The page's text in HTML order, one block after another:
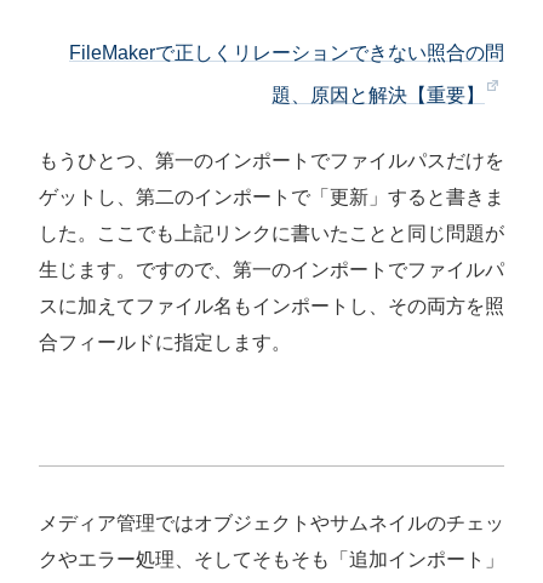
FileMakerで正しくリレーションできない照合の問
題、原因と解決【重要】
もうひとつ、第一のインポートでファイルパスだけを
ゲットし、第二のインポートで「更新」すると書きま
した。ここでも上記リンクに書いたことと同じ問題が
生じます。ですので、第一のインポートでファイルパ
スに加えてファイル名もインポートし、その両方を照
合フィールドに指定します。
メディア管理ではオブジェクトやサムネイルのチェッ
クやエラー処理、そしてそもそも「追加インポート」